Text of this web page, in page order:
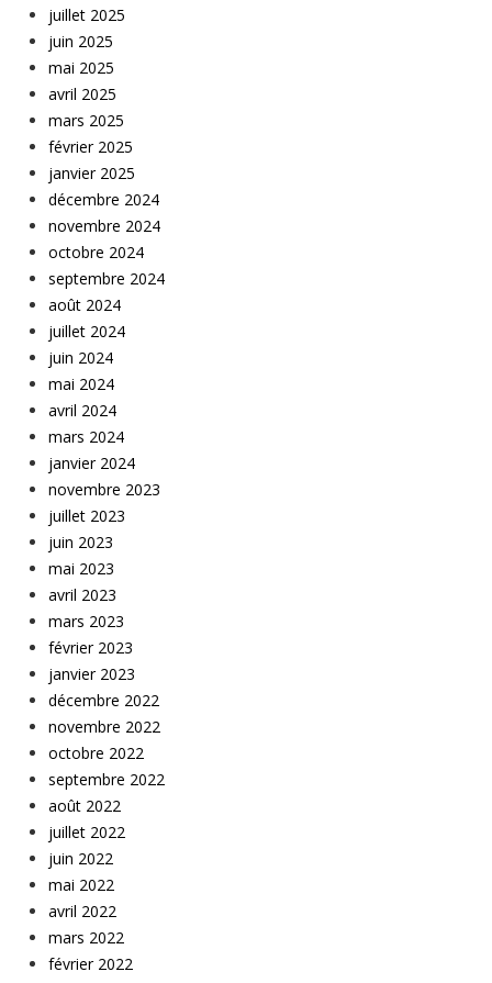
juillet 2025
juin 2025
mai 2025
avril 2025
mars 2025
février 2025
janvier 2025
décembre 2024
novembre 2024
octobre 2024
septembre 2024
août 2024
juillet 2024
juin 2024
mai 2024
avril 2024
mars 2024
janvier 2024
novembre 2023
juillet 2023
juin 2023
mai 2023
avril 2023
mars 2023
février 2023
janvier 2023
décembre 2022
novembre 2022
octobre 2022
septembre 2022
août 2022
juillet 2022
juin 2022
mai 2022
avril 2022
mars 2022
février 2022